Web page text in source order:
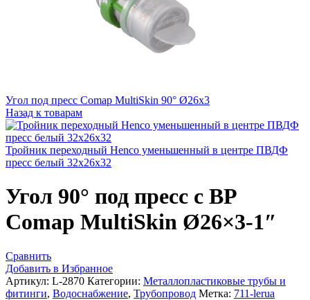
Угол под пресс Comap MultiSkin 90° Ø26x3
Назад к товарам
Тройник переходный Henco уменьшенный в центре ПВДФ
пресс белый 32x26x32
Угол 90° под пресс c ВР
Comap MultiSkin Ø26×3-1″
Сравнить
Добавить в Избранное
Артикул: L-2870 Категории: Металлопластиковые трубы и
фитинги, Водоснабжение, Трубопровод Метка: 711-lerua